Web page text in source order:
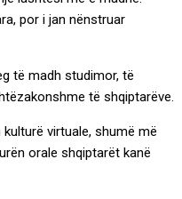
por i jan nënstruar
të madh studimor, të
të shqiptarëve.
virtuale, shumë më
orale shqiptarët kanë